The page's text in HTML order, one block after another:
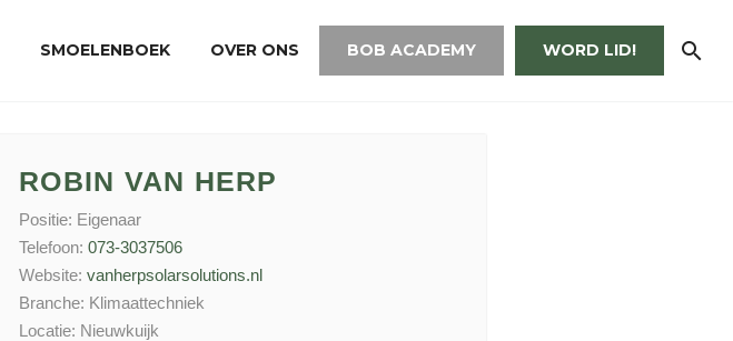
SMOELENBOEK OVER ONS BOB ACADEMY WORD LID!
ROBIN VAN HERP
Positie: Eigenaar
Telefoon: 073-3037506
Website: vanherpsolarsolutions.nl
Branche: Klimaattechniek
Locatie: Nieuwkuijk